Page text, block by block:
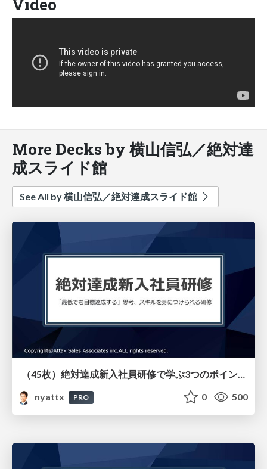
More Decks by 横山信弘／絶対達
成スライド館
See All by 横山信弘／絶対達成スライド館
（45枚）絶対達成新入社員研修で学ぶ3つのポイントとその特徴（リアル研修とオンライン教材）
nyattx
PRO 0 500